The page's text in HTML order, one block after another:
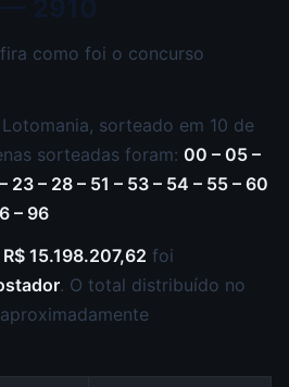
como foi o concurso
sorteado em 10 de
sorteadas foram: 00 – 05 –
23 – 28 – 51 – 53 – 54 – 55 – 60
– 96
R$ 15.198.207,62 foi
. O total distribuído no